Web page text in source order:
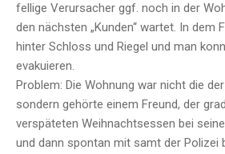
fellige Verursacher ggf. noch in der
den nächsten „Kunden“ wartet. In dem
hinter Schloss und Riegel und man
evakuieren.
Problem: Die Wohnung war nicht die
sondern gehörte einem Freund, der
verspäteten Weihnachtsessen bei
und dann spontan mit samt der Polizei